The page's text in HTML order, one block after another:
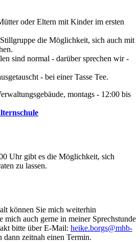
oder Eltern mit Kinder im ersten
die Möglichkeit​, sich auch mit
sind normal - darüber sprechen wir -
- bei einer Tasse Tee.
montags - 12:00 bis
Uhr gibt es die Möglichkeit, sich
zu lassen.
können Sie mich weiterhin
mich auch gerne in meiner Sprechstunde
bitte über E-Mail: heike.borgs@mhb-
dann zeitnah einen Termin.